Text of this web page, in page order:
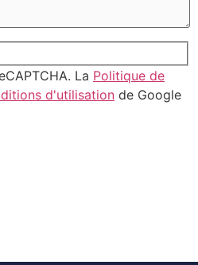
La Politique de
d'utilisation de Google